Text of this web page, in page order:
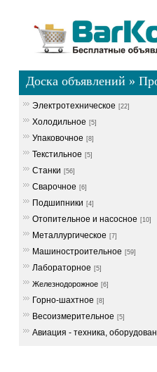
Доска объявлений »
Электротехническое [22]
Холодильное [5]
Упаковочное [8]
Текстильное [5]
Станки [56]
Сварочное [6]
Подшипники [4]
Отопительное и насосное [10]
Металлургическое [7]
Машиностроительное [59]
Лабораторное [5]
Железнодорожное [6]
Горно-шахтное [8]
Весоизмерительное [5]
Авиация - техника,